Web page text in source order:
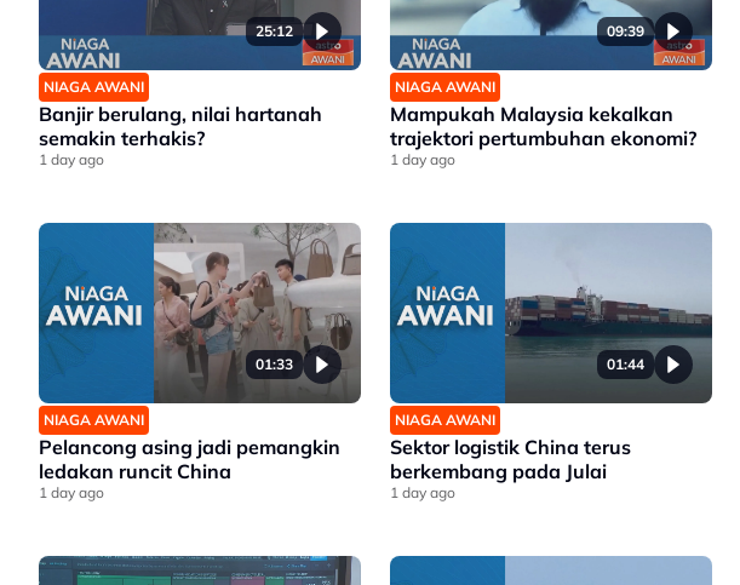
25:12
NIAGA AWANI
Banjir berulang, nilai hartanah
semakin terhakis?
1 day ago
09:39
NIAGA AWANI
Mampukah Malaysia kekalkan
trajektori pertumbuhan ekonomi?
1 day ago
01:33
NIAGA AWANI
Pelancong asing jadi pemangkin
ledakan runcit China
1 day ago
01:44
NIAGA AWANI
Sektor logistik China terus
berkembang pada Julai
1 day ago